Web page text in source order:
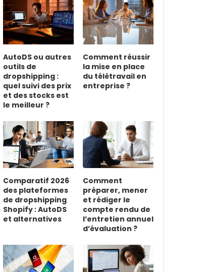
AutoDS ou autres
outils de
dropshipping :
quel suivi des prix
et des stocks est
le meilleur ?
Comment réussir
la mise en place
du télétravail en
entreprise ?
Comparatif 2026
des plateformes
de dropshipping
Shopify : AutoDS
et alternatives
Comment
préparer, mener
et rédiger le
compte rendu de
l’entretien annuel
d’évaluation ?